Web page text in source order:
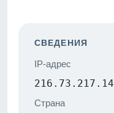
СВЕДЕНИЯ
IP-адрес
Страна